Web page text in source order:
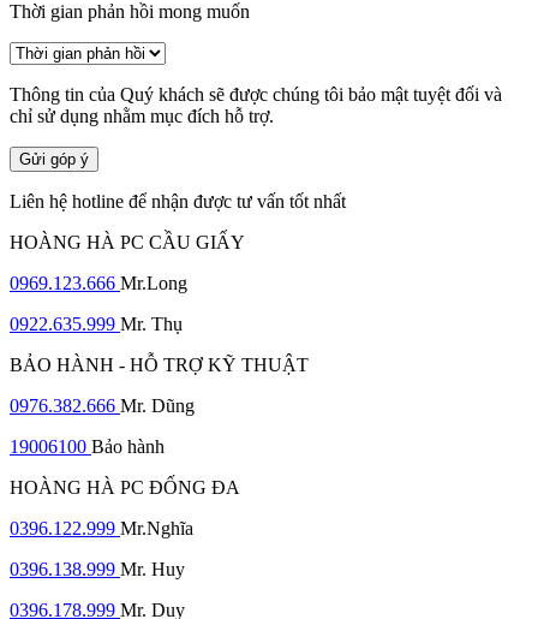
Thời gian phản hồi mong muốn
Thông tin của Quý khách sẽ được chúng tôi bảo mật tuyệt đối và
chỉ sử dụng nhằm mục đích hỗ trợ.
Gửi góp ý
Liên hệ hotline để nhận được tư vấn tốt nhất
HOÀNG HÀ PC CẦU GIẤY
0969.123.666 Mr.Long
0922.635.999 Mr. Thụ
BẢO HÀNH - HỖ TRỢ KỸ THUẬT
0976.382.666 Mr. Dũng
19006100 Bảo hành
HOÀNG HÀ PC ĐỐNG ĐA
0396.122.999 Mr.Nghĩa
0396.138.999 Mr. Huy
0396.178.999 Mr. Duy